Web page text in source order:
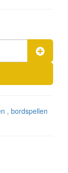
, bordspellen